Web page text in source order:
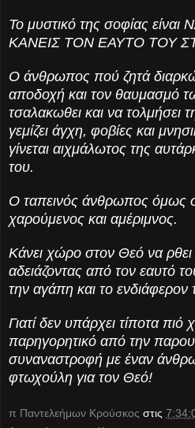
Το μυστικό της σοφίας
ΚΑΝΕΙΣ ΤΟΝ ΕΑΥΤΟ ΤΟΥ
Ο άνθρωπος πού ζητά
αποδοχή και τον θαυμασμό
τσαλακωθει και να τολμήσει
γεμίζει άγχη, φοβίες και
γίνεται αιχμάλωτος της
του.
Ο ταπεινός άνθρωπος όμως
χαρούμενος και αμέριμνος.
Κάνει χώρο στον Θεό να ρθει
αδειάζοντας από τον εαυτό
την αγάπη και το
Γιατί δεν υπάρχει τίποτα πιό
παρηγορητικό από την
συναναστροφή με έναν
φτωχούλη για τον Θεό!
π Παντελεήμων Kρούσκος στις